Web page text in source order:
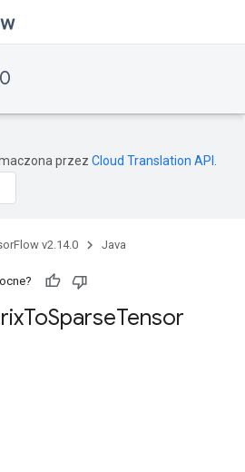
przez Cloud Translation API
v2.14.0 Java
ToSparseTensor